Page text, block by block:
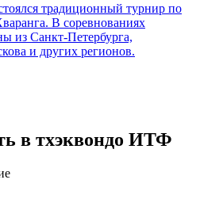
традиционный турнир по
В соревнованиях
из Санкт‑Петербурга,
и других регионов.
в тхэквондо ИТФ